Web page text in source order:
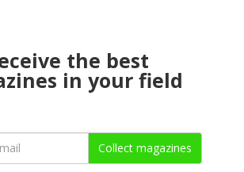
the best
in your field
Collect magazines